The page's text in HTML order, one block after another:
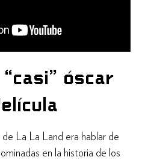
óscar
de La La Land era hablar de
en la historia de los